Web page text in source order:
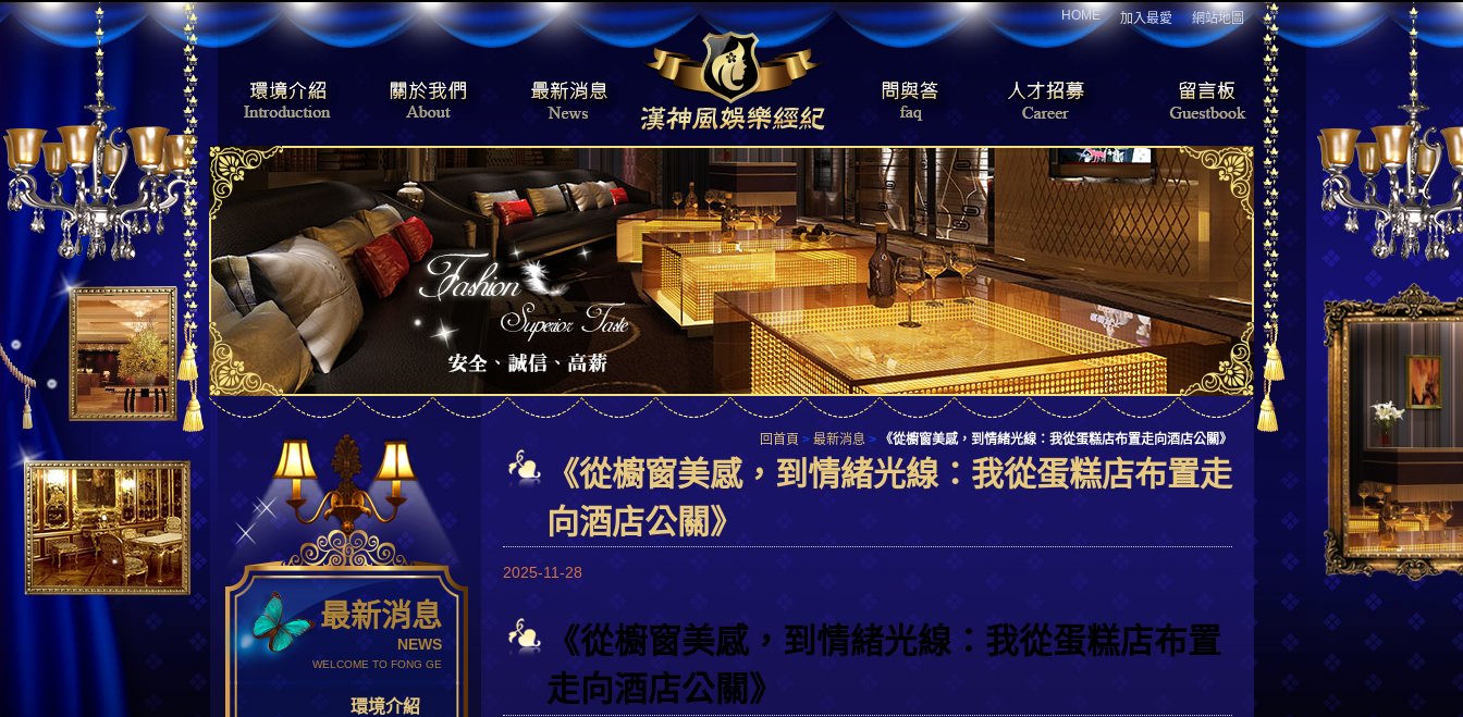
HOME 加入最愛 網站地圖
最新消息
NEWS
WELCOME TO FONG GE
環境介紹
回首頁 > 最新消息 > 《從櫥窗美感，到情緒光線：我從蛋糕店布置走向酒店公關》
《從櫥窗美感，到情緒光線：我從蛋糕店布置走
向酒店公關》
2025-11-28
《從櫥窗美感，到情緒光線：我從蛋糕店布置
走向酒店公關》